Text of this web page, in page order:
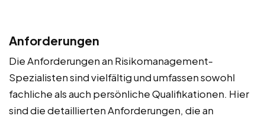
Anforderungen
Die Anforderungen an Risikomanagement-
Spezialisten sind vielfältig und umfassen sowohl
fachliche als auch persönliche Qualifikationen. Hier
sind die detaillierten Anforderungen, die an